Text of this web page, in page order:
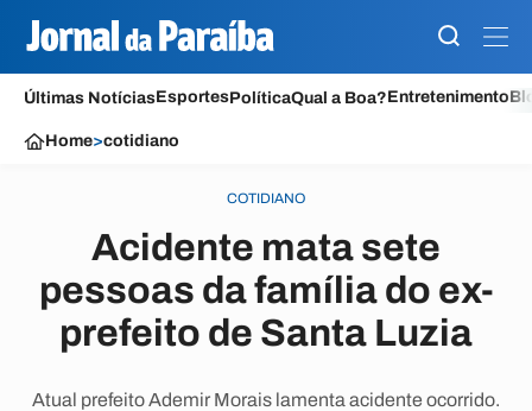
Últimas NotíciasEsportesPolíticaQual a Boa?Entretenimento
Home>cotidiano
COTIDIANO
Acidente mata sete
pessoas da família do ex-
prefeito de Santa Luzia
Atual prefeito Ademir Morais lamenta acidente ocorrido.